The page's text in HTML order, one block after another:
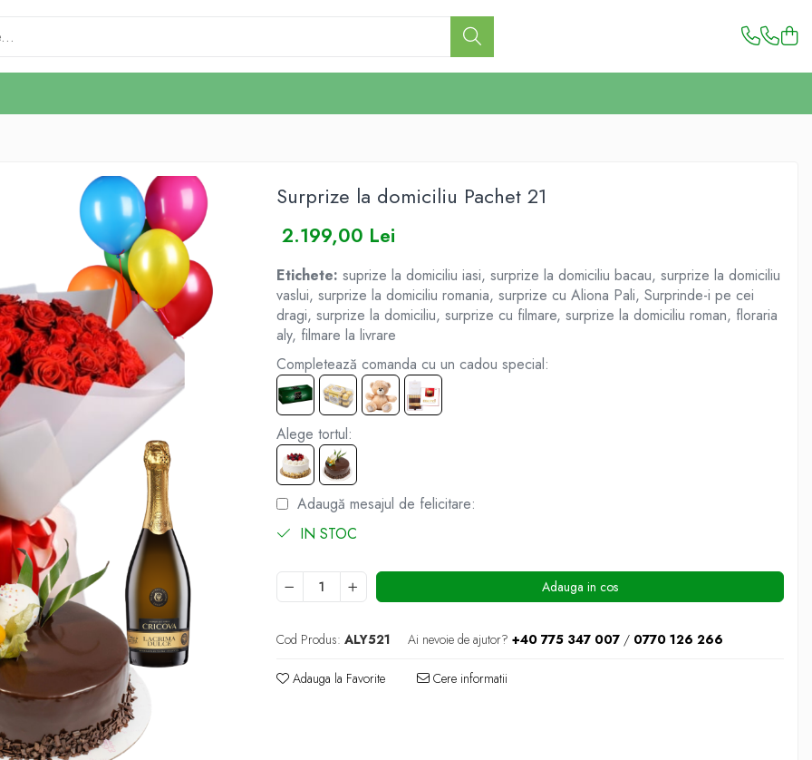
Surprize la domiciliu Pachet 21
2.199,00 Lei
Etichete: suprize la domiciliu iasi, surprize la domiciliu bacau, surprize la domiciliu
vaslui, surprize la domiciliu romania, surprize cu Aliona Pali, Surprinde-i pe cei
dragi, surprize la domiciliu, surprize cu filmare, surprize la domiciliu roman, floraria
aly, filmare la livrare
Completează comanda cu un cadou special:
Alege tortul:
Adaugă mesajul de felicitare:
IN STOC
Adauga in cos
Cod Produs: ALY521 Ai nevoie de ajutor? +40 775 347 007 / 0770 126 266
Adauga la Favorite Cere informatii